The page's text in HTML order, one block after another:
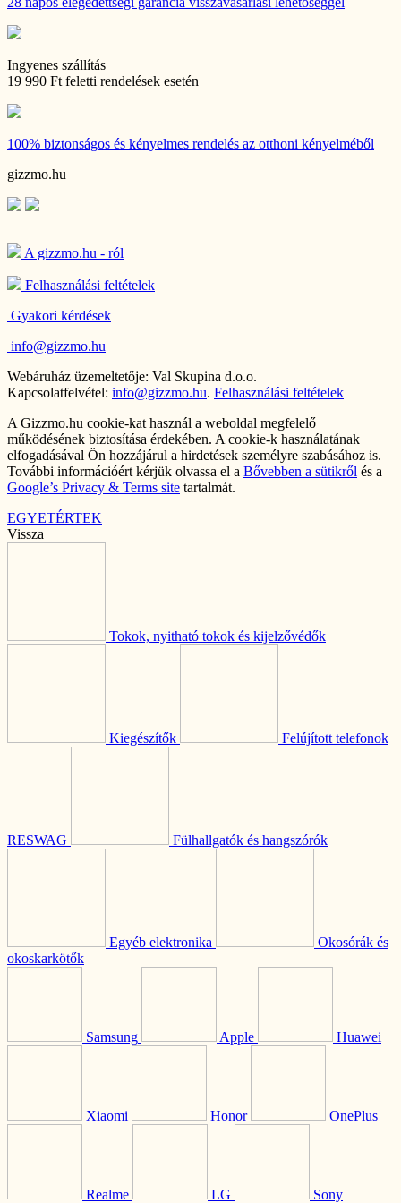
Ingyenes szállítás
19 990 Ft feletti rendelések esetén
100% biztonságos és kényelmes rendelés az otthoni kényelméből
gizzmo.hu
A gizzmo.hu - ról
Felhasználási feltételek
Gyakori kérdések
info@gizzmo.hu
Webáruház üzemeltetője: Val Skupina d.o.o.
Kapcsolatfelvétel: info@gizzmo.hu. Felhasználási feltételek
A Gizzmo.hu cookie-kat használ a weboldal megfelelő
működésének biztosítása érdekében. A cookie-k használatának
elfogadásával Ön hozzájárul a hirdetések személyre szabásához is.
További információért kérjük olvassa el a Bővebben a sütikről és a
Google’s Privacy & Terms site tartalmát.
EGYETÉRTEK
Vissza
Tokok, nyitható tokok és kijelzővédők
Kiegészítők Felújított telefonok
RESWAG Fülhallgatók és hangszórók
Egyéb elektronika
Okosórák és
okoskarkötők
Samsung Apple Huawei
Xiaomi Honor OnePlus
Realme LG Sony